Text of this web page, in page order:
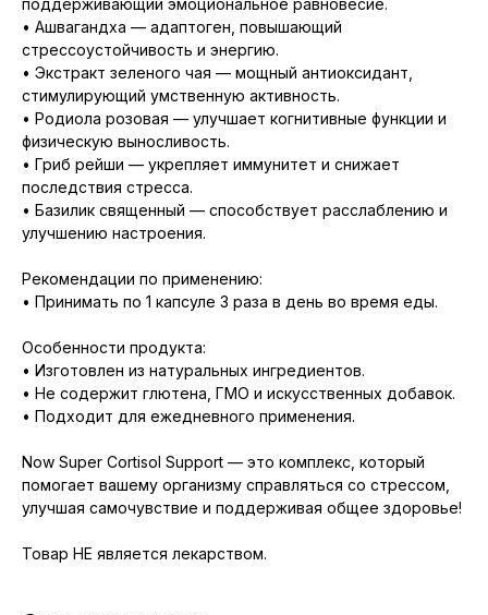
поддерживающий эмоциональное равновесие.
• Ашвагандха — адаптоген, повышающий
стрессоустойчивость и энергию.
• Экстракт зеленого чая — мощный антиоксидант,
стимулирующий умственную активность.
• Родиола розовая — улучшает когнитивные функции и
физическую выносливость.
• Гриб рейши — укрепляет иммунитет и снижает
последствия стресса.
• Базилик священный — способствует расслаблению и
улучшению настроения.
Рекомендации по применению:
• Принимать по 1 капсуле 3 раза в день во время еды.
Особенности продукта:
• Изготовлен из натуральных ингредиентов.
• Не содержит глютена, ГМО и искусственных добавок.
• Подходит для ежедневного применения.
Now Super Cortisol Support — это комплекс, который
помогает вашему организму справляться со стрессом,
улучшая самочувствие и поддерживая общее здоровье!
Товар НЕ является лекарством.